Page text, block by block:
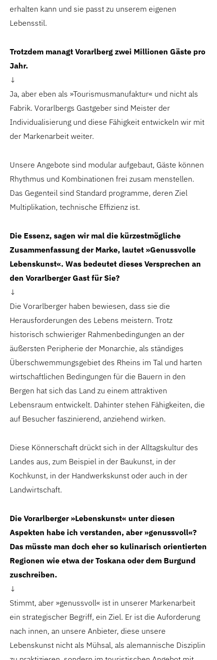
erhalten kann und sie passt zu unserem eigenen
Lebensstil.
Trotzdem managt Vorarlberg zwei Millionen Gäste pro
Jahr.
↓
Ja, aber eben als »Tourismusmanufaktur« und nicht als
Fabrik. Vorarlbergs Gastgeber sind Meister der
Individualisierung und diese Fähigkeit entwickeln wir mit
der Markenarbeit weiter.
Unsere Angebote sind modular aufgebaut, Gäste können
Rhythmus und Kombinationen frei zusam menstellen.
Das Gegenteil sind Standard programme, deren Ziel
Multiplikation, technische Effizienz ist.
Die Essenz, sagen wir mal die kürzestmögliche
Zusammenfassung der Marke, lautet »Genussvolle
Lebenskunst«. Was bedeutet dieses Versprechen an
den Vorarlberger Gast für Sie?
↓
Die Vorarlberger haben bewiesen, dass sie die
Herausforderungen des Lebens meistern. Trotz
historisch schwieriger Rahmenbedingungen an der
äußersten Peripherie der Monarchie, als ständiges
Überschwemmungsgebiet des Rheins im Tal und harten
wirtschaftlichen Bedingungen für die Bauern in den
Bergen hat sich das Land zu einem attraktiven
Lebensraum entwickelt. Dahinter stehen Fähigkeiten, die
auf Besucher faszinierend, anziehend wirken.
Diese Könnerschaft drückt sich in der Alltagskultur des
Landes aus, zum Beispiel in der Baukunst, in der
Kochkunst, in der Handwerkskunst oder auch in der
Landwirtschaft.
Die Vorarlberger »Lebenskunst« unter diesen
Aspekten habe ich verstanden, aber »genussvoll«?
Das müsste man doch eher so kulinarisch orientierten
Regionen wie etwa der Toskana oderdem Burgund
zuschreiben.
↓
Stimmt, aber »genussvoll« ist in unserer Markenarbeit
ein strategischer Begriff, ein Ziel. Er ist die Auforderung
nach innen, an unsere Anbieter, diese unsere
Lebenskunst nicht als Mühsal, als alemannische Disziplin